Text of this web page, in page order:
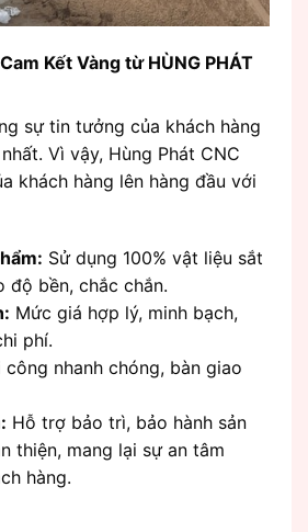
Kết Vàng từ HÙNG PHÁT
sự tin tưởng của khách hàng
Vì vậy, Hùng Phát CNC
khách hàng lên hàng đầu với
Sử dụng 100% vật liệu sắt
độ bền, chắc chắn.
Mức giá hợp lý, minh bạch,
phí.
công nhanh chóng, bàn giao
Hỗ trợ bảo trì, bảo hành sản
thiện, mang lại sự an tâm
hàng.